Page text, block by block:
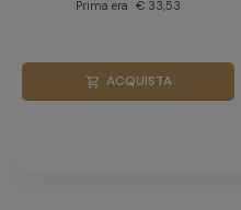
Prima era € 33,53
shopping_cart ACQUISTA